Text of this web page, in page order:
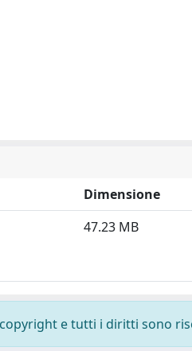
Dimensione
47.23 MB
e tutti i diritti sono